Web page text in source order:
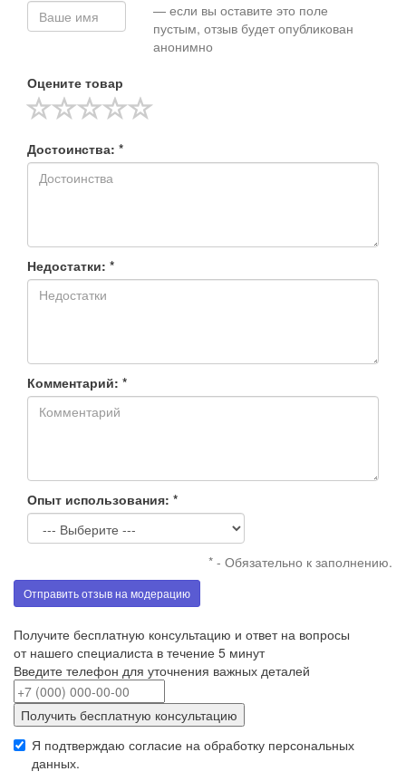
— если вы оставите это поле
пустым, отзыв будет опубликован
анонимно
Оцените товар
Достоинства: *
Недостатки: *
Комментарий: *
Опыт использования: *
* - Обязательно к заполнению.
Отправить отзыв на модерацию
Получите бесплатную консультацию и ответ на вопросы
от нашего специалиста в течение 5 минут
Введите телефон для уточнения важных деталей
Получить бесплатную консультацию
Я подтверждаю согласие на обработку персональных
данных.